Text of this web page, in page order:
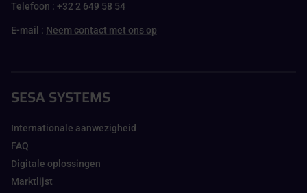
Telefoon : +32 2 649 58 54
E-mail : Neem contact met ons op
SESA SYSTEMS
Internationale aanwezigheid
FAQ
Digitale oplossingen
Marktlijst